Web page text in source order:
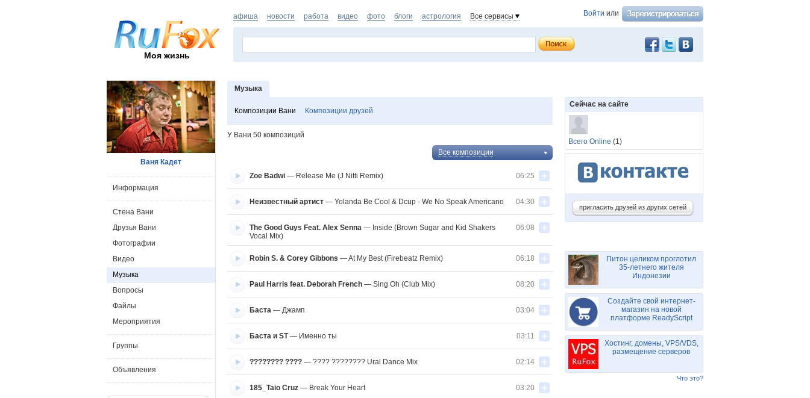
Моя жизнь
Войти или
афиша новости работа видео фото блоги астрология Все сервисы
Музыка
Композиции Вани Композиции друзей
У Вани 50 композиций
Все композиции
06:25
Zoe Badwi — Release Me (J Nitti Remix)
04:30
Неизвестный артист — Yolanda Be Cool & Dcup - We No Speak Americano
06:08
The Good Guys Feat. Alex Senna — Inside (Brown Sugar and Kid Shakers
Vocal Mix)
06:18
Robin S. & Corey Gibbons —At My Best (Firebeatz Remix)
08:20
Paul Harris feat. Deborah French — Sing Oh (Club Mix)
03:04
Баста — Джамп
03:11
Баста и ST— Именно ты
02:14
???????? ???? — ???? ???????? Ural Dance Mix
03:20
185_Taio Cruz — Break Your Heart
Ваня Кадет
Информация
Стена Вани
Друзья Вани
Фотографии
Видео
Музыка
Вопросы
Файлы
Мероприятия
Группы
Объявления
Сейчас на сайте
Всего Online (1)
пригласить друзей из других сетей
Питон целиком проглотил
35-летнего жителя
Индонезии
Создайте свой интернет-
магазин на новой
платформе ReadyScript
Хостинг, домены, VPS/VDS,
размещение серверов
Что это?